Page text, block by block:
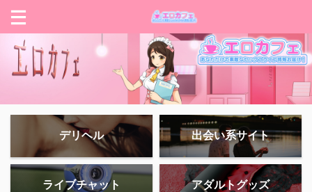
デリヘル 出会い系サイト
ライブチャット アダルトグッズ